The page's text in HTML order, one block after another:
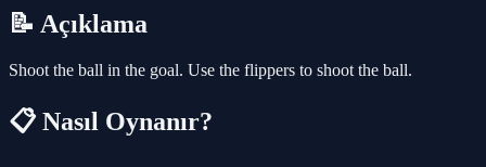
📝 Açıklama
Shoot the ball in the goal. Use the flippers to shoot the ball.
📋 Nasıl Oynanır?